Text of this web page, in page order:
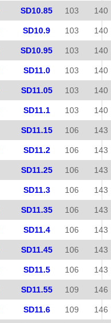
SD10.85 103 140
SD10.9 103 140
SD10.95 103 140
SD11.0 103 140
SD11.05 103 140
SD11.1 103 140
SD11.15 106 143
SD11.2 106 143
SD11.25 106 143
SD11.3 106 143
SD11.35 106 143
SD11.4 106 143
SD11.45 106 143
SD11.5 106 143
SD11.55 109 146
SD11.6 109 146